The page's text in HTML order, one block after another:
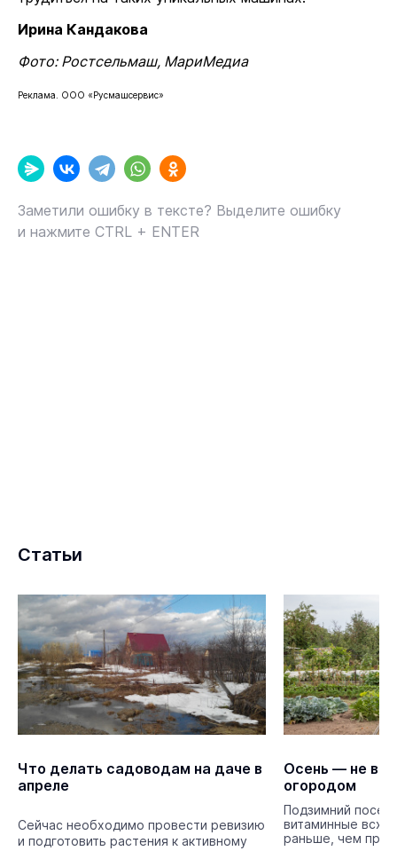
Ирина Кандакова
Фото: Ростсельмаш, МариМедиа
Реклама. ООО «Русмашсервис»
Заметили ошибку в тексте? Выделите ошибку
и нажмите CTRL + ENTER
Статьи
Что делать садоводам на даче в
апреле
Сейчас необходимо провести ревизию
и подготовить растения к активному
Осень — не
огородом
Подзимний посев
витаминные
раньше, чем при